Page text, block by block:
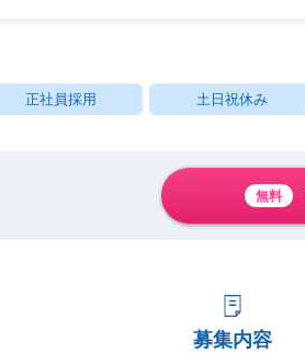
正社員採用 土日祝休み
無料
募集内容